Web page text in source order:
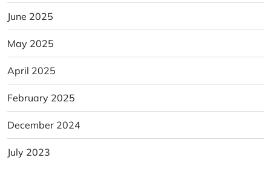
June 2025
May 2025
April 2025
February 2025
December 2024
July 2023